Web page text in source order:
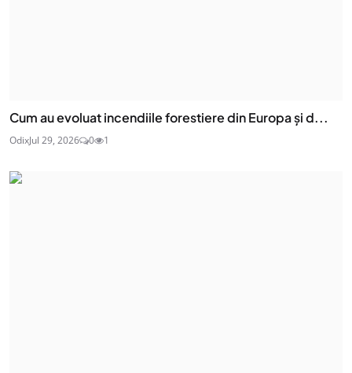
Cum au evoluat incendiile forestiere din Europa și d...
OdixJul 29, 2026 0 1